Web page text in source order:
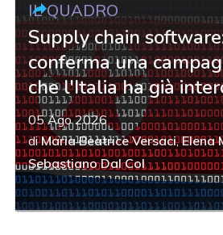
IL QUADRO
Supply chain
conferma una
che l'Italia ha già
05 Ago 2026
diMaria Beatrice Versaci,Elena
Sebastiano Dal Col